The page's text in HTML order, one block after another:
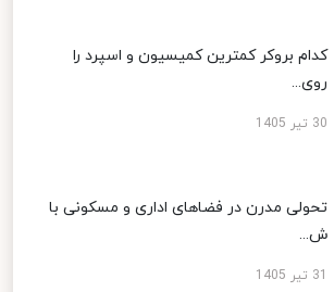
کدام بروکر کمترین کمیسیون و اسپرد را
روی...
30 تیر 1405
تحولی مدرن در فضاهای اداری و مسکونی با
ش...